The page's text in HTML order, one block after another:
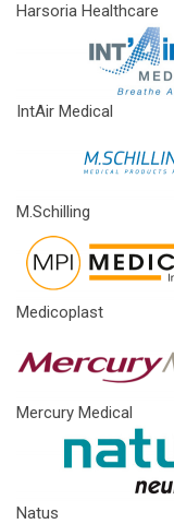
Harsoria Healthcare
IntAir Medical
M.Schilling
Medicoplast
Mercury Medical
Natus